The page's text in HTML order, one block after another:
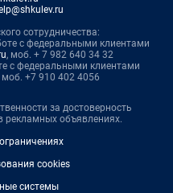
сотрудничества:
с федеральными клиентами
, моб. + 7 982 640 34 32
с федеральными клиентами
моб. +7 910 402 4056
за достоверность
объявлениях.
cookies
системы